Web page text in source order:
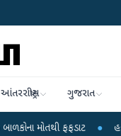
આંતરરાષ્ટ્રીય ગુજરાત
● હવામાન વિભાગે